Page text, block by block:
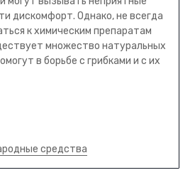
дискомфорт. Однако, не всегда
к химическим препаратам
множество натуральных
в борьбе с грибками и с их
средства